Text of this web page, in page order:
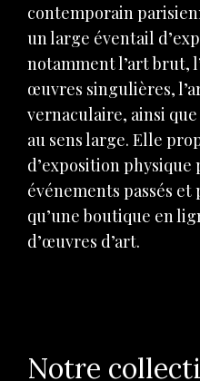
contemporain
un large éventail
notamment l’art brut,
œuvres singulières,
vernaculaire, ainsi
au sens large. Elle
d’exposition physique
événements passés et
qu’une boutique en
d’œuvres d’art.
Notre